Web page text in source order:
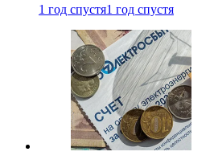
1 год спустя1 год спустя